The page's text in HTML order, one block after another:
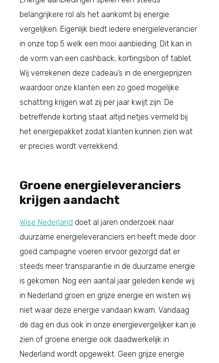
belangrijkere rol als het aankomt bij energie
vergelijken. Eigenlijk biedt iedere energieleverancier
in onze top 5 welk een mooi aanbieding. Dit kan in
de vorm van een cashback, kortingsbon of tablet.
Wij verrekenen deze cadeau’s in de energieprijzen
waardoor onze klanten een zo goed mogelijke
schatting krijgen wat zij per jaar kwijt zijn. De
betreffende korting staat altijd netjes vermeld bij
het energiepakket zodat klanten kunnen zien wat
er precies wordt verrekkend.
Groene energieleveranciers
krijgen aandacht
Wise Nederland doet al jaren onderzoek naar
duurzame energieleveranciers en heeft mede door
goed campagne voeren ervoor gezorgd dat er
steeds meer transparantie in de duurzame energie
is gekomen. Nog een aantal jaar geleden kende wij
in Nederland groen en grijze energie en wisten wij
niet waar deze energie vandaan kwam. Vandaag
de dag en dus ook in onze energievergelijker kan je
zien of groene energie ook daadwerkelijk in
Nederland wordt opgewekt. Geen grijze energie